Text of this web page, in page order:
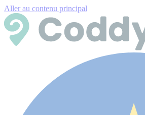
Aller au contenu principal